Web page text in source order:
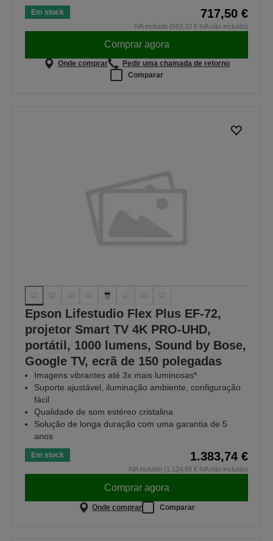
Em stock 717,50 €
IVA incluído (583,33 € IVA não incluído)
Comprar agora
Onde comprar
Pedir uma chamada de retorno
Comparar
Epson Lifestudio Flex Plus EF-72,
projetor Smart TV 4K PRO-UHD,
portátil, 1000 lumens, Sound by Bose,
Google TV, ecrã de 150 polegadas
Imagens vibrantes até 3x mais luminosas*
Suporte ajustável, iluminação ambiente, configuração
fácil
Qualidade de som estéreo cristalina
Solução de longa duração com uma garantia de 5
anos
Em stock 1.383,74 €
IVA incluído (1.124,99 € IVA não incluído)
Comprar agora
Onde comprar Comparar